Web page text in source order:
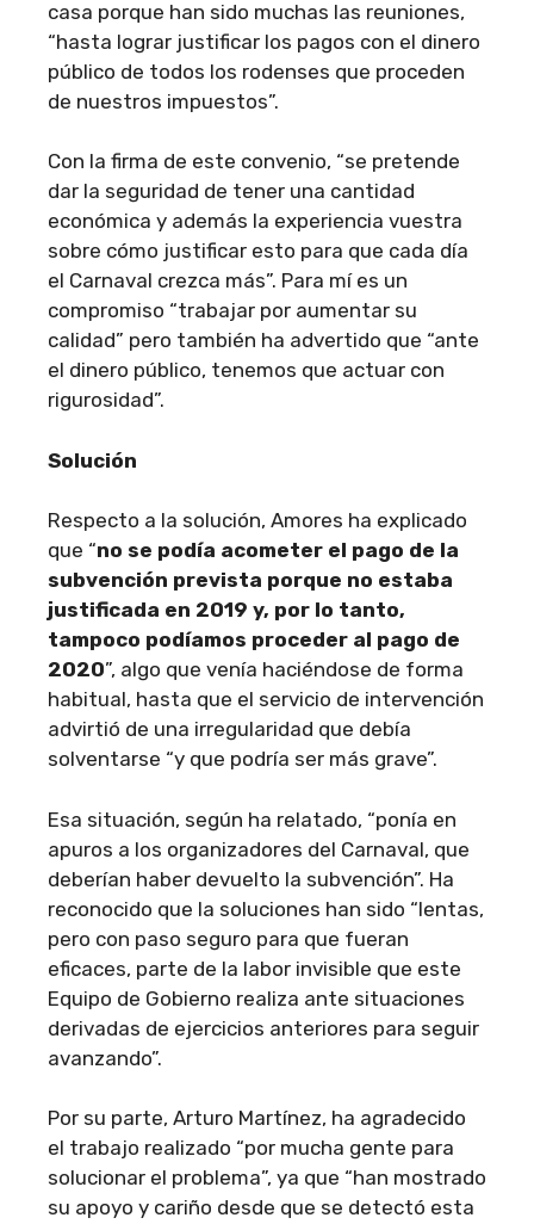
casa porque han sido muchas las reuniones,
“hasta lograr justificar los pagos con el dinero
público de todos los rodenses que proceden
de nuestros impuestos”.
Con la firma de este convenio, “se pretende
dar la seguridad de tener una cantidad
económica y además la experiencia vuestra
sobre cómo justificar esto para que cada día
el Carnaval crezca más”. Para mí es un
compromiso “trabajar por aumentar su
calidad” pero también ha advertido que “ante
el dinero público, tenemos que actuar con
rigurosidad”.
Solución
Respecto a la solución, Amores ha explicado
que “no se podía acometer el pago de la
subvención prevista porque no estaba
justificada en 2019 y, por lo tanto,
tampoco podíamos proceder al pago de
2020”, algo que venía haciéndose de forma
habitual, hasta que el servicio de intervención
advirtió de una irregularidad que debía
solventarse “y que podría ser más grave”.
Esa situación, según ha relatado, “ponía en
apuros a los organizadores del Carnaval, que
deberían haber devuelto la subvención”. Ha
reconocido que la soluciones han sido “lentas,
pero con paso seguro para que fueran
eficaces, parte de la labor invisible que este
Equipo de Gobierno realiza ante situaciones
derivadas de ejercicios anteriores para seguir
avanzando”.
Por su parte, Arturo Martínez, ha agradecido
el trabajo realizado “por mucha gente para
solucionar el problema”, ya que “han mostrado
su apoyo y cariño desde que se detectó esta